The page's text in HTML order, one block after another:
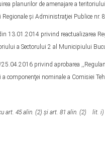
planurilor de amenajare a
şi Administraţiei Publice nr.
13.01.2014 privind reactualizarea
a Sectorului 2 al Municipiului
privind aprobarea
componenţei nominale a Comisiei
art. 45 alin. (2) și art. 81 alin. (2) lit. i)